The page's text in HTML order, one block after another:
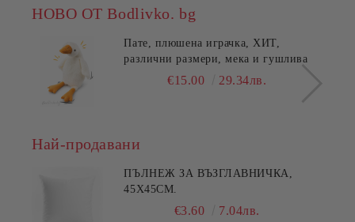
НОВО ОТ Bodlivko. bg
Пате, плюшена играчка, ХИТ,
различни размери, мека и гушлива
€15.00 29.34лв.
Най-продавани
ПЪЛНЕЖ ЗА ВЪЗГЛАВНИЧКА,
45X45СМ.
€3.60 7.04лв.